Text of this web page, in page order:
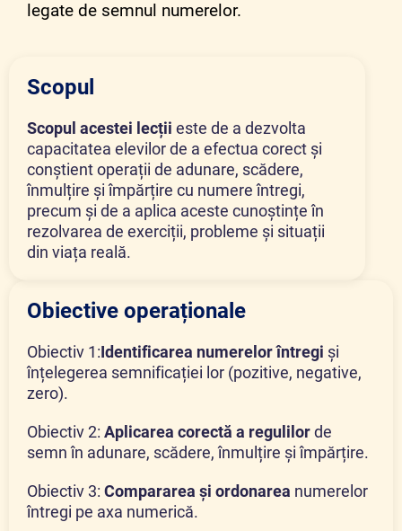
legate de semnul numerelor.
Scopul
Scopul acestei lecții este de a dezvolta
capacitatea elevilor de a efectua corect și
conștient operații de adunare, scădere,
înmulțire și împărțire cu numere întregi,
precum și de a aplica aceste cunoștințe în
rezolvarea de exerciții, probleme și situații
din viața reală.
Obiective operaționale
Obiectiv 1:Identificarea numerelor întregi și
înțelegerea semnificației lor (pozitive, negative,
zero).
Obiectiv 2: Aplicarea corectă a regulilorde
semn în adunare, scădere, înmulțire și împărțire.
Obiectiv 3: Compararea și ordonarea numerelor
întregi pe axa numerică.